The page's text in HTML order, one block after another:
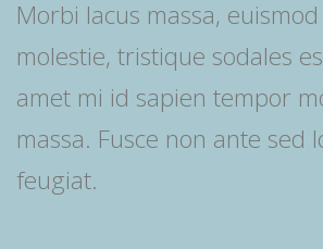
Morbi lacus massa,
molestie, tristique sodales
amet mi id sapien tempor
massa. Fusce non ante sed
feugiat.